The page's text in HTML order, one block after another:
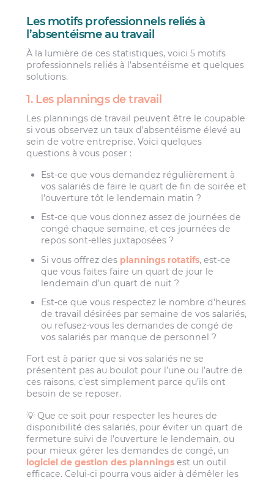
Les motifs professionnels reliés à
l’absentéisme au travail
À la lumière de ces statistiques, voici 5 motifs
professionnels reliés à l’absentéisme et quelques
solutions.
1. Les plannings de travail
Les plannings de travail peuvent être le coupable
si vous observez un taux d’absentéisme élevé au
sein de votre entreprise. Voici quelques
questions à vous poser :
Est-ce que vous demandez régulièrement à
vos salariés de faire le quart de fin de soirée et
l’ouverture tôt le lendemain matin ?
Est-ce que vous donnez assez de journées de
congé chaque semaine, et ces journées de
repos sont-elles juxtaposées ?
Si vous offrez des plannings rotatifs, est-ce
que vous faites faire un quart de jour le
lendemain d’un quart de nuit ?
Est-ce que vous respectez le nombre d’heures
de travail désirées par semaine de vos salariés,
ou refusez-vous les demandes de congé de
vos salariés par manque de personnel ?
Fort est à parier que si vos salariés ne se
présentent pas au boulot pour l’une ou l’autre de
ces raisons, c’est simplement parce qu’ils ont
besoin de se reposer.
💡 Que ce soit pour respecter les heures de
disponibilité des salariés, pour éviter un quart de
fermeture suivi de l’ouverture le lendemain, ou
pour mieux gérer les demandes de congé, un
logiciel de gestion des plannings est un outil
efficace. Celui-ci pourra vous aider à démêler les